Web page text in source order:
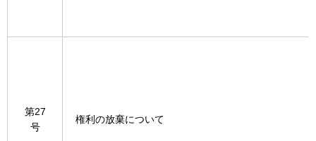
第27
号
権利の放棄について